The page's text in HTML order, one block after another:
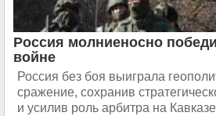
Россия молниеносно
войне
Россия без боя выиграла
сражение, сохранив
и усилив роль арбитра на